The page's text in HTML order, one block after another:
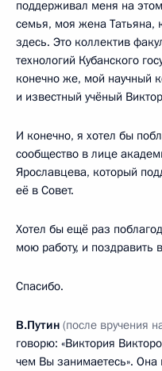
поддерживал меня на
семья, моя жена Татьяна,
здесь. Это коллектив
технологий Кубанского
конечно же, мой научный
и известный учёный
И конечно, я хотел бы
сообщество в лице
Ярославцева, который
её в Совет.
Хотел бы ещё раз
мою работу, и поздравить
Спасибо.
В.Путин (после вручения
говорю: «Виктория
чем Вы занимаетесь». Она